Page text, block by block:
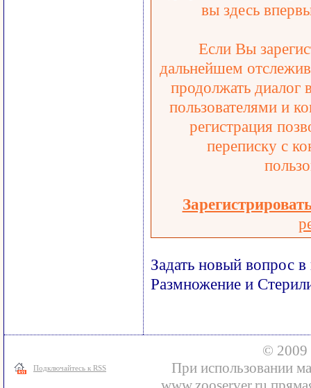
вы здесь
Если Вы
дальнейшем
продолжать диалог
пользователями и
регистрация
переписку с
Задать новый вопрос
Размножение и
Подключайтесь к RSS
© 2009
При использовании